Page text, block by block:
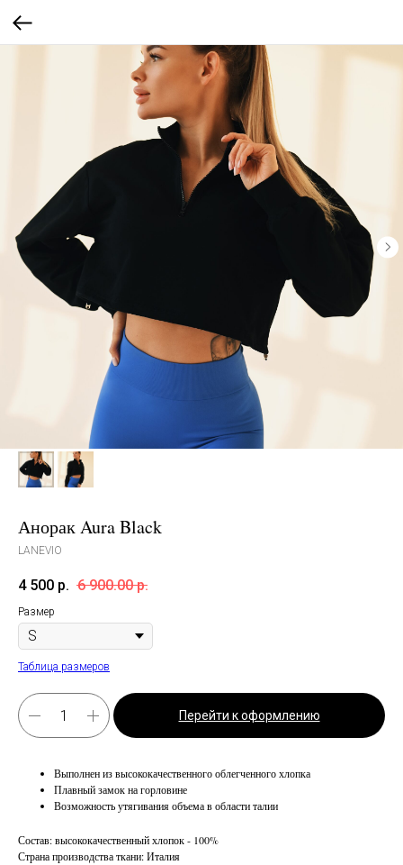
Анорак Aura Black
LANEVIO
4 500 р. 6 900.00 р.
Размер
Таблица размеров
Перейти к оформлению
Выполнен из высококачественного облегченного хлопка
Плавный замок на горловине
Возможность утягивания объема в области талии
Состав: высококачественный хлопок - 100%
Страна производства ткани: Италия